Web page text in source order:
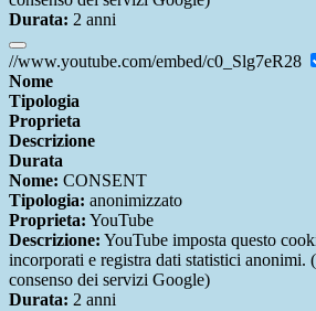
Durata: 2 anni
//www.youtube.com/embed/c0_Slg7eR28
Nome
Tipologia
Proprieta
Descrizione
Durata
Nome: CONSENT
Tipologia: anonimizzato
Proprieta: YouTube
Descrizione: YouTube imposta questo
incorporati e registra dati statistici anonimi.
consenso dei servizi Google)
Durata: 2 anni